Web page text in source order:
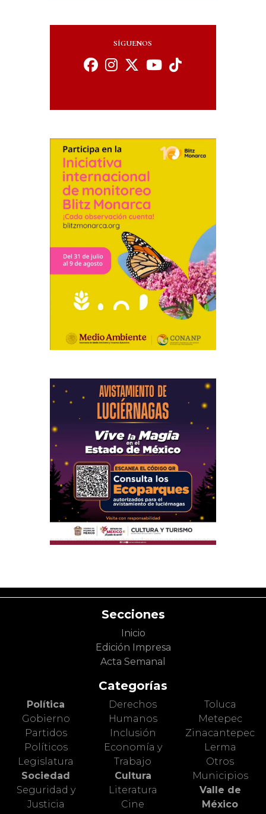
SÍGUENOS
Secciones
Inicio
Edición Impresa
Acta Semanal
Categorías
Política
Gobierno
Partidos
Políticos
Legislatura
Sociedad
Seguridad y
Justicia
Derechos
Humanos
Inclusión
Economía y
Trabajo
Cultura
Literatura
Cine
Toluca
Metepec
Zinacantepec
Lerma
Otros
Municipios
Valle de
México